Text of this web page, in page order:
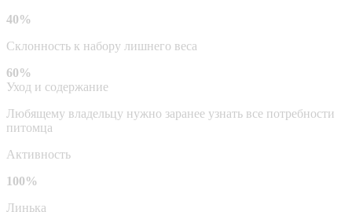
40%
Склонность к набору лишнего веса
60%
Уход и содержание
Любящему владельцу нужно заранее узнать все потребности
питомца
Активность
100%
Линька